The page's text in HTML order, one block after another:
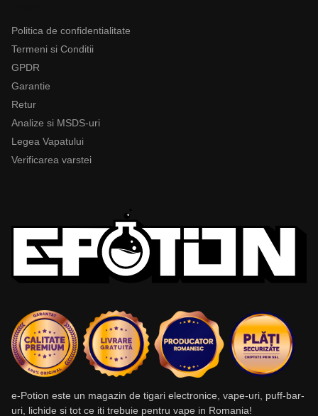
Politica de confidentialitate
Termeni si Conditii
GPDR
Garantie
Retur
Analize si MSDS-uri
Legea Vapatului
Verificarea varstei
e-Potion este un magazin de tigari electronice, vape-uri, puff-bar-
uri, lichide si tot ce iti trebuie pentru vape in Romania!